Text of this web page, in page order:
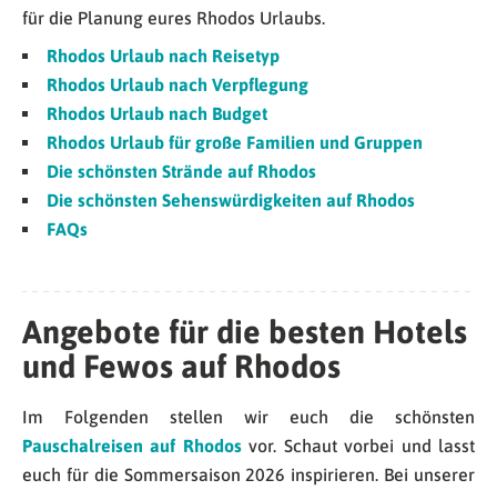
für die Planung eures Rhodos Urlaubs.
Rhodos Urlaub nach Reisetyp
Rhodos Urlaub nach Verpflegung
Rhodos Urlaub nach Budget
Rhodos Urlaub für große Familien und Gruppen
Die schönsten Strände auf Rhodos
Die schönsten Sehenswürdigkeiten auf Rhodos
FAQs
Angebote für die besten Hotels
und Fewos auf Rhodos
Im Folgenden stellen wir euch die schönsten
Pauschalreisen auf Rhodosvor. Schaut vorbei und lasst
euch für die Sommersaison 2026 inspirieren. Bei unserer